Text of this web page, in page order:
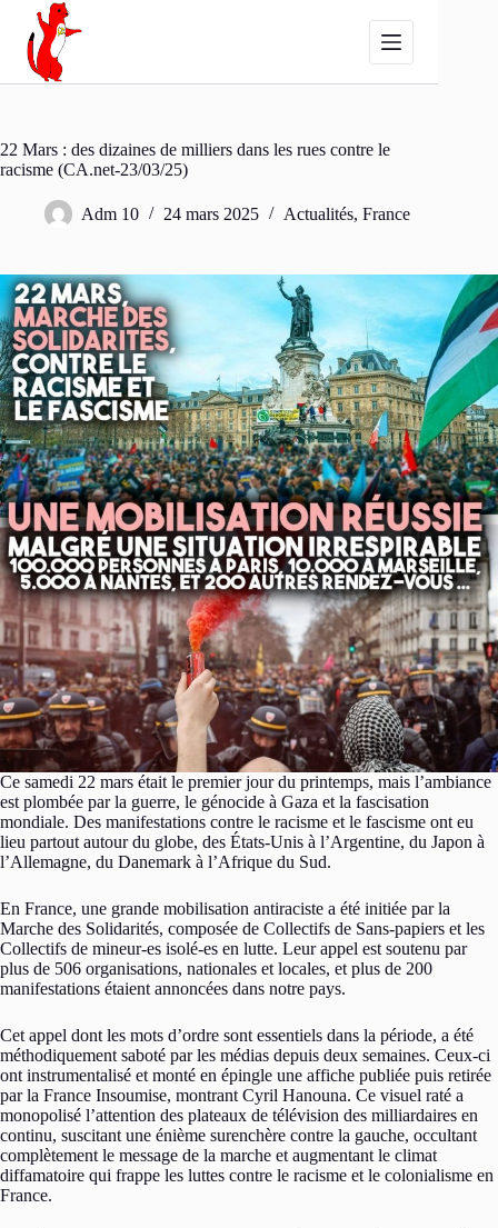
Passer
contenu
22 Mars : des dizaines de milliers dans les rues contre le
racisme (CA.net-23/03/25)
Adm 10 24 mars 2025 Actualités, France
Ce samedi 22 mars était le premier jour du printemps, mais l’ambiance
est plombée par la guerre, le génocide à Gaza et la fascisation
mondiale. Des manifestations contre le racisme et le fascisme ont eu
lieu partout autour du globe, des États-Unis à l’Argentine, du Japon à
l’Allemagne, du Danemark à l’Afrique du Sud.
En France, une grande mobilisation antiraciste a été initiée par la
Marche des Solidarités, composée de Collectifs de Sans-papiers et les
Collectifs de mineur-es isolé-es en lutte. Leur appel est soutenu par
plus de 506 organisations, nationales et locales, et plus de 200
manifestations étaient annoncées dans notre pays.
Cet appel dont les mots d’ordre sont essentiels dans la période, a été
méthodiquement saboté par les médias depuis deux semaines. Ceux-ci
ont instrumentalisé et monté en épingle une affiche publiée puis retirée
par la France Insoumise, montrant Cyril Hanouna. Ce visuel raté a
monopolisé l’attention des plateaux de télévision des milliardaires en
continu, suscitant une énième surenchère contre la gauche, occultant
complètement le message de la marche et augmentant le climat
diffamatoire qui frappe les luttes contre le racisme et le colonialisme en
France.